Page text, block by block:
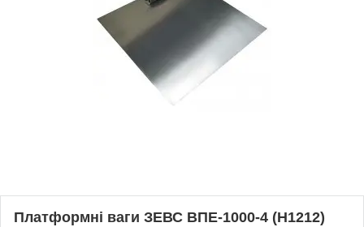
Платформні ваги ЗЕВС ВПЕ-1000-4 (H1212)